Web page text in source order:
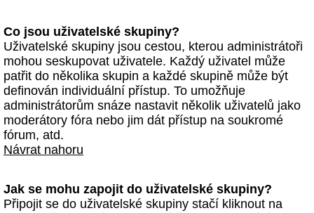
Co jsou uživatelské skupiny?
Uživatelské skupiny jsou cestou, kterou administrátoři
mohou seskupovat uživatele. Každý uživatel může
patřit do několika skupin a každé skupině může být
definován individuální přístup. To umožňuje
administrátorům snáze nastavit několik uživatelů jako
moderátory fóra nebo jim dát přístup na soukromé
fórum, atd.
Návrat nahoru
Jak se mohu zapojit do uživatelské skupiny?
Připojit se do uživatelské skupiny stačí kliknout na